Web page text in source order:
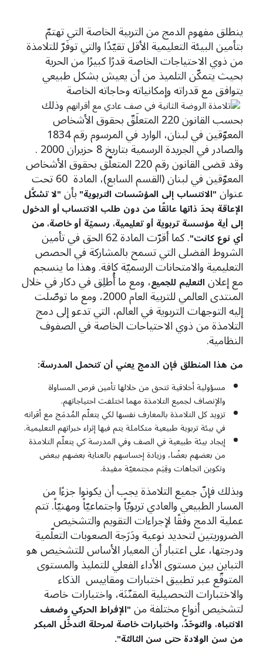
ينطلق مفهوم الدمج من التربية الخاصة التي تهتمّ
بتأمين البيئة التعليمية الأقل تقيّدًا والتي توفَرّ للتلامذة
من ذوي الاحتياجات الخاصة قدرًا كبيرًا من الحرية
بحيث يتمكّن التلميذ من أن يعيش بشكل طبيعي
يتوافق مع قدراته وإمكانياته وحاجاته الخاصة
وذلك
بحسب القانون 220 المتعلَقّ بحقوق الأشخاص
المعوّقين في لبنان، الوارد في المرسوم رقم 1834
والصادر في الجريدة الرسمية بتاريخ 8 حزيران 2000 .
وقد قضى القانون رقم 220 المتعلّق بحقوق الأشخاص
المعوّقين في لبنان (القسم السابع)، المادة 60 تحت
عنوان"الانتساب إلى المؤسّسات التربوية"بأن"لاتشكَّل
الإعاقة بحدَذاتها عائقًا من دون طلب الانتساب أوالدخول
إلى أية مؤسسة تربوية أوتعليمية، رسميّة أو خاصة، من
أي نوع كانت" . كما أقرّت المادة 62 الحق في تأمين
الشروط الفضلى التي تسمح بالمشاركة في الحصص
التعليمية والامتحانات الرسميّة كافة. وهذا ما ينسجم
مع إعلانالتعليم للجميع، ومع ما أُطلِق في دكار في خلال
المنتدى العالمي للتربية العام 2000، ومع ما توصّلت
إليه التوجهات التربوية في العالم، التي تدعو إلى دمج
التلامذة من ذوي الاحتياحات الخاصة في الصفوف
النظامية.
من هذا المنطلق فإن الدمج يعني أن تتحمل المدرسة:
مسؤولية أخلاقية تتحق من خلالها تأمين فرص المساواة
والإنصاف لجميع التلامذة مهما اختلفت احتياجاتهم.
تزويد كل التلامذة بالمعارف نفسها لكي يتعلّم المُدمَج مع أقرانه
في بيئة تربوية طبيعية متكاملة يتم فيها إثراء خبراتهم التعليمية.
إيجاد بيئة طبيعية في الصف وفي المدرسة كي يتعلّم التلامذة
من بعضهم بعضًا، وزيادة إحساسهم بالعناية بعضهم ببعض
وتكوين اتجاهات وقِيَم مجتمعيّة مفيدة.
وبذلك فإنّ جميع التلامذة يجب أن يكونوا جزءًا من
المسار الطبيعي والعادي تربويّاً واجتماعيّاً ومهنيّاً. تتم
عملية الدمج وفقًا لإجراءات التقويم والتشخيص
الضروريتين لتحديد نوعية ودَرَجة الصعوبات التعلّمية
ودرجتها، على اعتبار أن المعيار الأساس للتشخيص هو
التباين بين مستوى الأداء الفعلي للتمليذ والمستوى
المتوقّع عبر تطبيق اختبارات ومقاييس الذكاء
والاختبارات التحصيلية المقنّنَة، واختبارات خاصة
لتشخيص أنواع مختلفة من"الإفراطالحركي وضعف
الانتباه، والتوحّدُ، واختبارات خاصة لمرحلة التدخًّل المبكر
من سن الولادة حتى سن الثالثة".